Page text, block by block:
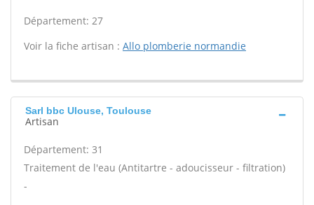
Département: 27
Voir la fiche artisan : Allo plomberie normandie
Sarl bbc Ulouse, Toulouse
Artisan
Département: 31
Traitement de l'eau (Antitartre - adoucisseur - filtration)
-